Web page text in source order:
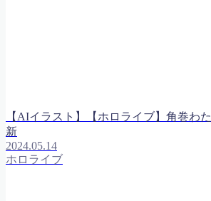
【AIイラスト】【ホロライブ】角巻わ
新
2024.05.14
ホロライブ